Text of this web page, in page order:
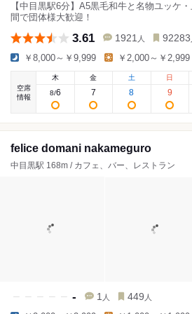
【中目黒駅6分】A5黒毛和牛と名物ユッケ
間で団体様大歓迎！
3.61 1921 人 92283
￥8,000～￥9,999 ￥2,000～￥2,999
空席
情報
木
8/6
金
7
土
8
日
9
felice domani nakameguro
中目黒駅 168m / カフェ、バー、レストラン
- 1 人 449 人